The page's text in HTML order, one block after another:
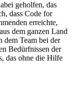
geholfen, das
dass Code for
erreichte,
dem ganzen Land
dem Team bei der
Bedürfnissen der
das ohne die Hilfe